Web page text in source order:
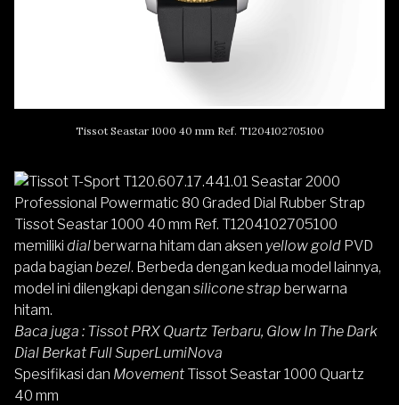
Tissot Seastar 1000 40 mm Ref. T1204102705100
Tissot Seastar 1000 40 mm Ref. T1204102705100
memiliki dialberwarna hitam dan aksen yellow gold PVD
pada bagian bezel. Berbeda dengan kedua model lainnya,
model ini dilengkapi dengan silicone strap berwarna
hitam.
Baca juga : Tissot PRX Quartz Terbaru, Glow In The Dark
Dial Berkat Full SuperLumiNova
Spesifikasi dan Movement Tissot Seastar 1000 Quartz
40 mm